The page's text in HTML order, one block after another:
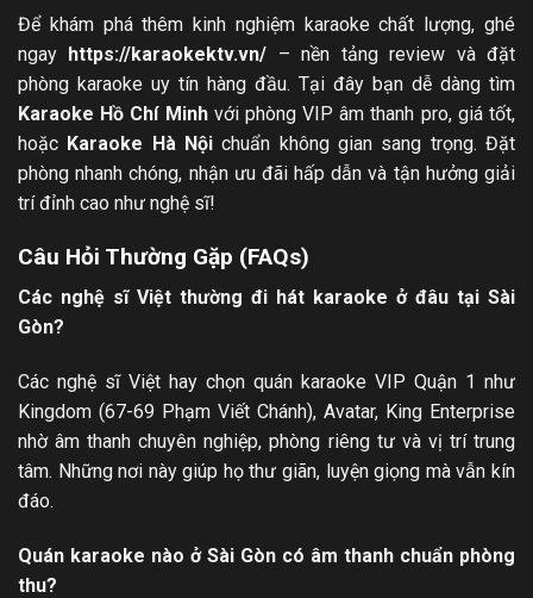
Để khám phá thêm kinh nghiệm karaoke chất lượng, ghé
ngay https://karaokektv.vn/ – nền tảng review và đặt
phòng karaoke uy tín hàng đầu. Tại đây bạn dễ dàng tìm
Karaoke Hồ Chí Minhvới phòng VIP âm thanh pro, giá tốt,
hoặc Karaoke Hà Nội chuẩn không gian sang trọng. Đặt
phòng nhanh chóng, nhận ưu đãi hấp dẫn và tận hưởng giải
trí đỉnh cao như nghệ sĩ!
Câu Hỏi Thường Gặp (FAQs)
Các nghệ sĩ Việt thường đi hát karaoke ở đâu tại Sài
Gòn?
Các nghệ sĩ Việt hay chọn quán karaoke VIP Quận 1 như
Kingdom (67-69 Phạm Viết Chánh), Avatar, King Enterprise
nhờ âm thanh chuyên nghiệp, phòng riêng tư và vị trí trung
tâm. Những nơi này giúp họ thư giãn, luyện giọng mà vẫn kín
đáo.
Quán karaoke nào ở Sài Gòn có âm thanh chuẩn phòng
thu?